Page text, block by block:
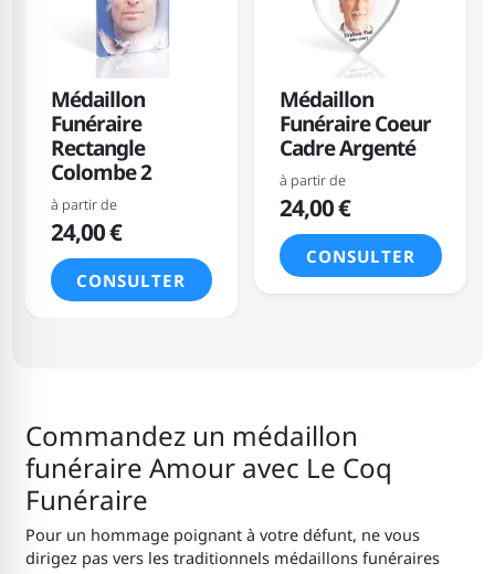
Médaillon
Funéraire
Rectangle
Colombe 2
à partir de
24,00 €
CONSULTER
Médaillon
Funéraire Coeur
Cadre Argenté
à partir de
24,00 €
CONSULTER
Commandez un médaillon
funéraire Amour avec Le Coq
Funéraire
Pour un hommage poignant à votre défunt, ne vous
dirigez pas vers les traditionnels médaillons funéraires